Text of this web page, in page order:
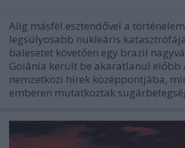
Alig másfél esztendővel a
legsúlyosabb nukleáris
balesetet követően egy brazil
Goiânia került be akaratlanul előbb
nemzetközi hírek középpontjába,
emberen mutatkoztak